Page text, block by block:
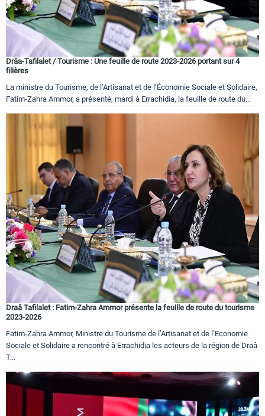
Drâa-Tafilalet / Tourisme : Une feuille de route 2023-2026 portant sur 4
filières
La ministre du Tourisme, de l’Artisanat et de l’Économie Sociale et Solidaire,
Fatim-Zahra Ammor, a présenté, mardi à Errachidia, la feuille de route du...
Draâ Tafilalet : Fatim-Zahra Ammor présente la feuille de route du tourisme
2023-2026
Fatim-Zahra Ammor, Ministre du Tourisme de l’Artisanat et de l’Economie
Sociale et Solidaire a rencontré à Errachidia les acteurs de la région de Draâ
T...